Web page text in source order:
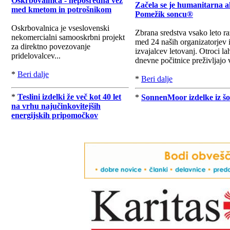
med kmetom in potrošnikom
Oskrbovalnica je vseslovenski
nekomercialni samooskrbni projekt
za direktno povezovanje
pridelovalcev...
* Beri dalje
* Teslini izdelki že več kot 40 let
na vrhu najučinkovitejših
energijskih pripomočkov
Začela se je humanitarna
Pomežik soncu®
Zbrana sredstva vsako leto
med 24 naših organizatorjev
izvajalcev letovanj. Otroci
dnevne počitnice preživljajo
* Beri dalje
* SonnenMoor izdelke iz